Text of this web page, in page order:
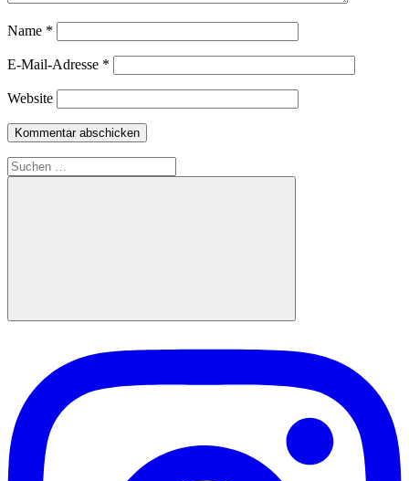
Name *
E-Mail-Adresse *
Website
Suchen
nach:
Suchen